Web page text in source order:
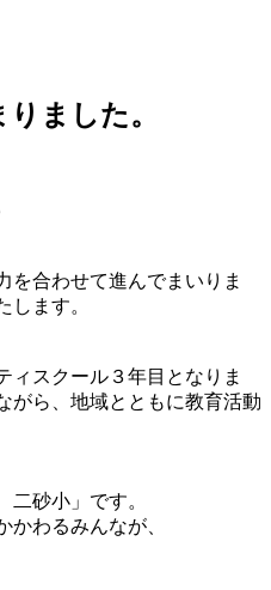
ました。
を合わせて進んでまいりま
します。
ィスクール３年目となりま
がら、地域とともに教育活動
砂小」です。
かわるみんなが、